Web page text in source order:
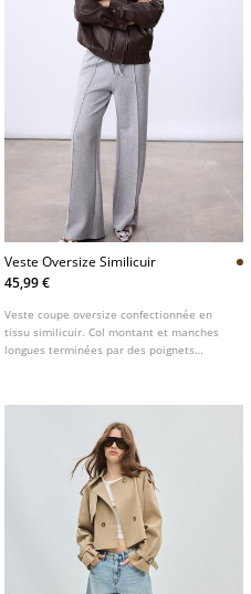
Veste Oversize Similicuir
45,99 €
Veste coupe oversize confectionnée en
tissu similicuir. Col montant et manches
longues terminées par des poignets
passepoilées sur les côtés. Bas élastiqué.